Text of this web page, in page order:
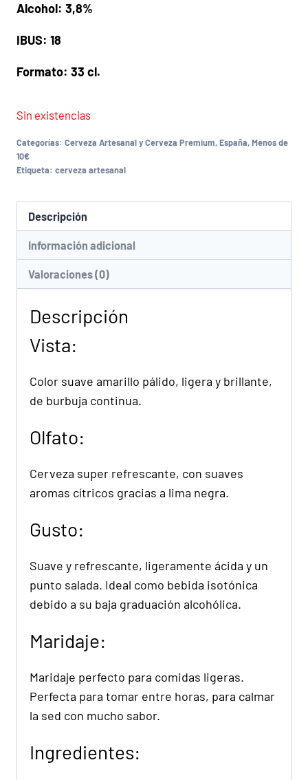
Alcohol: 3,8%
IBUS: 18
Formato: 33 cl.
Sin existencias
Categorías: Cerveza Artesanal y Cerveza Premium,España,Menos de
10€
Etiqueta: cerveza artesanal
Descripción
Información adicional
Valoraciones (0)
Descripción
Vista:
Color suave amarillo pálido, ligera y brillante,
de burbuja continua.
Olfato:
Cerveza super refrescante, con suaves
aromas cítricos gracias a lima negra.
Gusto:
Suave y refrescante, ligeramente ácida y un
punto salada. Ideal como bebida isotónica
debido a su baja graduación alcohólica.
Maridaje:
Maridaje perfecto para comidas ligeras.
Perfecta para tomar entre horas, para calmar
la sed con mucho sabor.
Ingredientes: